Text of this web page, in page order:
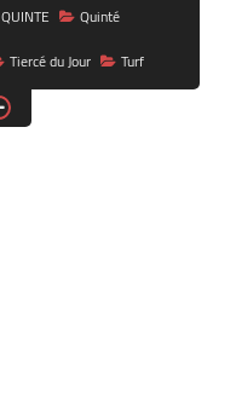
QUINTE
Quinté
Tiercé du Jour
Turf